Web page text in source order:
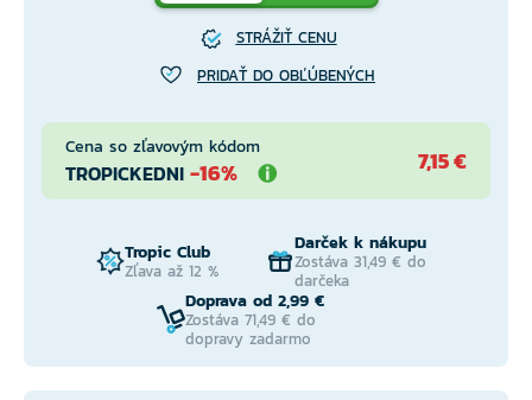
STRÁŽIŤ CENU
PRIDAŤ DO OBĽÚBENÝCH
Cena so zľavovým kódom
TROPICKEDNI -16% 7,15 €
Tropic Club
Zľava až 12 %
Darček k nákupu
Zostáva 31,49 € do
darčeka
Doprava od 2,99 €
Zostáva 71,49 € do
dopravy zadarmo